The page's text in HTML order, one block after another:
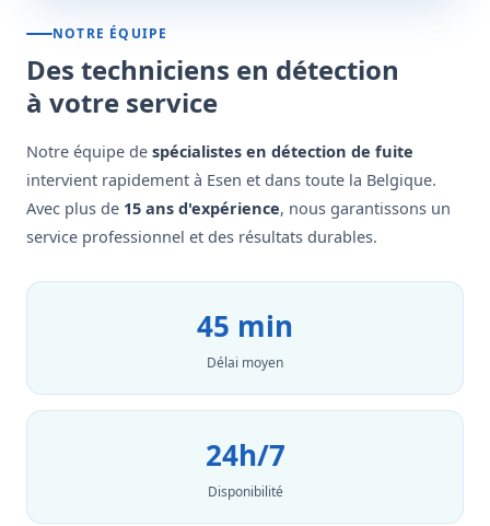
NOTRE ÉQUIPE
Des techniciens en détection
à votre service
Notre équipe de spécialistes en détection de fuite
intervient rapidement à Esen et dans toute la Belgique.
Avec plus de 15 ans d'expérience, nous garantissons un
service professionnel et des résultats durables.
45 min
Délai moyen
24h/7
Disponibilité